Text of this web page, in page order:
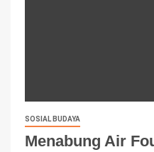
SOSIAL BUDAYA
Menabung Air